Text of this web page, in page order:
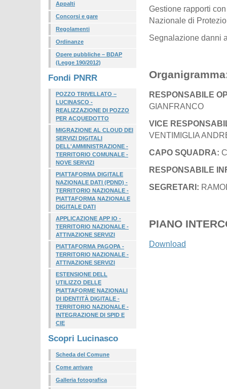
Appalti
Concorsi e gare
Regolamenti
Ordinanze
Opere pubbliche – BDAP
(Legge 190/2012)
Fondi PNRR
POZZO TRIVELLATO –
LUCINASCO -
REALIZZAZIONE DI POZZO
PER ACQUEDOTTO
MIGRAZIONE AL CLOUD DEI
SERVIZI DIGITALI
DELL'AMMINISTRAZIONE -
TERRITORIO COMUNALE -
NOVE SERVIZI
PIATTAFORMA DIGITALE
NAZIONALE DATI (PDND) -
TERRITORIO NAZIONALE -
PIATTAFORMA NAZIONALE
DIGITALE DATI
APPLICAZIONE APP IO -
TERRITORIO NAZIONALE -
ATTIVAZIONE SERVIZI
PIATTAFORMA PAGOPA -
TERRITORIO NAZIONALE -
ATTIVAZIONE SERVIZI
ESTENSIONE DELL
UTILIZZO DELLE
PIATTAFORME NAZIONALI
DI IDENTITÀ DIGITALE -
TERRITORIO NAZIONALE -
INTEGRAZIONE DI SPID E
CIE
Scopri Lucinasco
Scheda del Comune
Come arrivare
Galleria fotografica
Gestione rapporti
Nazionale di
Segnalazione danni
RESPONSABILE
GIANFRANCO
VICE
VENTIMIGLIA
CAPO SQUADRA:
RESPONSABILE
SEGRETARI:
PIANO
Download